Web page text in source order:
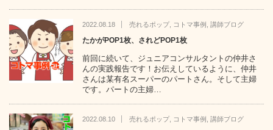
2022.08.18 売れるポップ, コトマ事例 講師ブログ
たかがPOP1枚、されどPOP1枚
前回に続いて、ジュニアコンサルタントの仲井さ
んの実践報告です！お伝えしているように、仲井
さんは某有名スーパーのパートさん。そして主婦
です。パートの主婦…
2022.08.10 売れるポップ, コトマ事例 講師ブログ